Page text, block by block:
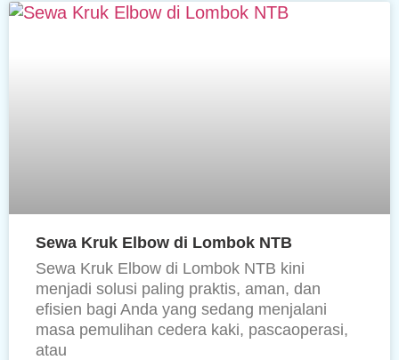
Sewa Kruk Elbow di Lombok NTB
Sewa Kruk Elbow di Lombok NTB kini
menjadi solusi paling praktis, aman, dan
efisien bagi Anda yang sedang menjalani
masa pemulihan cedera kaki, pascaoperasi,
atau